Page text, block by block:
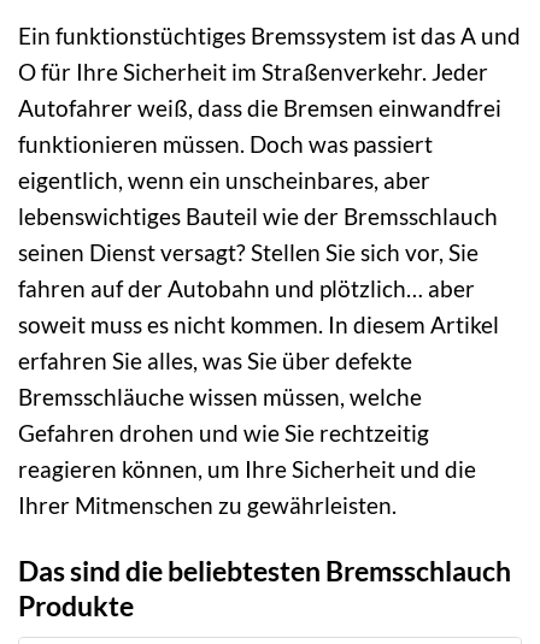
Ein funktionstüchtiges Bremssystem ist das A und
O für Ihre Sicherheit im Straßenverkehr. Jeder
Autofahrer weiß, dass die Bremsen einwandfrei
funktionieren müssen. Doch was passiert
eigentlich, wenn ein unscheinbares, aber
lebenswichtiges Bauteil wie der Bremsschlauch
seinen Dienst versagt? Stellen Sie sich vor, Sie
fahren auf der Autobahn und plötzlich… aber
soweit muss es nicht kommen. In diesem Artikel
erfahren Sie alles, was Sie über defekte
Bremsschläuche wissen müssen, welche
Gefahren drohen und wie Sie rechtzeitig
reagieren können, um Ihre Sicherheit und die
Ihrer Mitmenschen zu gewährleisten.
Das sind die beliebtesten Bremsschlauch
Produkte